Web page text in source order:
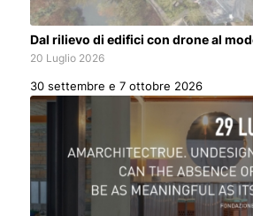
Dal rilievo di edifici con drone al
20 Luglio 2026
30 settembre e 7 ottobre 2026